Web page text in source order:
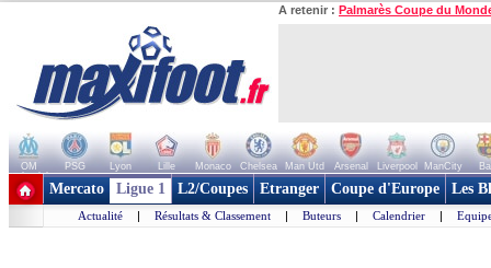
A retenir : Palmarès Coupe du
OM PSG Lyon Lille Monaco Chelsea Man Utd Arsenal Liverpool ManCity
+ de clubs
Mercato Ligue 1 L2/Coupes Etranger Coupe d'Europe Les
Actualité | Résultats & Classement | Buteurs | Calendrier |